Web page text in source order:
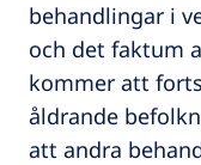
behandlingar i
och det faktum
kommer att
åldrande
att andra